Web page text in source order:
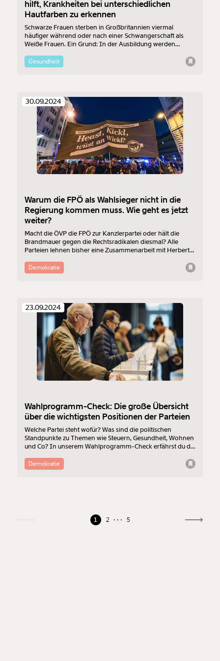
1/3
hilft, Krankheiten bei unterschiedlichen
Hautfarben zu erkennen
Schwarze Frauen sterben in Großbritannien viermal
häufiger während oder nach einer Schwangerschaft als
Weiße Frauen. Ein Grund: In der Ausbildung werden
und behandelt. Eine britische Hebammenstudentin will das
mit einer App ändern.
Gesundheit
30.09.2024
Warum die FPÖ als Wahlsieger nicht in die
Regierung kommen muss. Wie geht es jetzt
weiter?
Macht die ÖVP die FPÖ zur Kanzlerpartei oder hält die
Brandmauer gegen die Rechtsradikalen diesmal? Alle
Parteien lehnen bisher eine Zusammenarbeit mit Herbert
wichtigsten Fragen, wie es nach der Wahl weitergeht.
Demokratie
23.09.2024
Wahlprogramm-Check: Die große Übersicht
über die wichtigsten Positionen der Parteien
Welche Partei steht wofür? Was sind die politischen
Standpunkte zu Themen wie Steuern, Gesundheit, Wohnen
und Co? In unserem Wahlprogramm-Check erfährst du die
Demokratie
1 2 5